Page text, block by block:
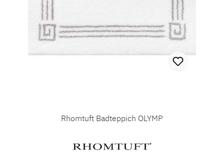
Rhomtuft Badteppich OLYMP